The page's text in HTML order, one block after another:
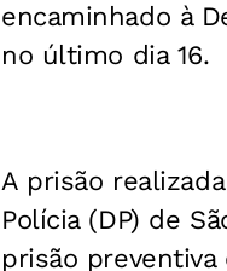
encaminhado à
no último dia 16.
A prisão
Polícia (DP) de
prisão